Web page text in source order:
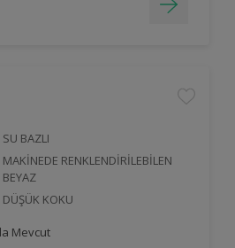
SU BAZLI
MAKİNEDE RENKLENDİRİLEBİLEN
BEYAZ
DÜŞÜK KOKU
Mevcut